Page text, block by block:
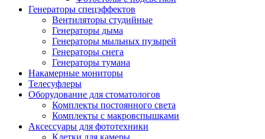
Генераторы спецэффектов
Вентиляторы студийные
Генераторы дыма
Генераторы мыльных пузырей
Генераторы снега
Генераторы тумана
Накамерные мониторы
Телесуфлеры
Оборудование для стоматологов
Комплекты постоянного света
Комплекты с макровспышками
Аксессуары для фототехники
Клетки для камеры